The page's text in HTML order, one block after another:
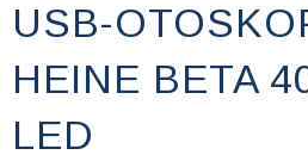
USB-
HEINE BETA
LED